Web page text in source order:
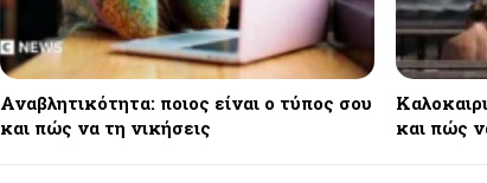
Αναβλητικότητα: ποιος είναι ο τύπος σου
και πώς να τη νικήσεις
και πώς